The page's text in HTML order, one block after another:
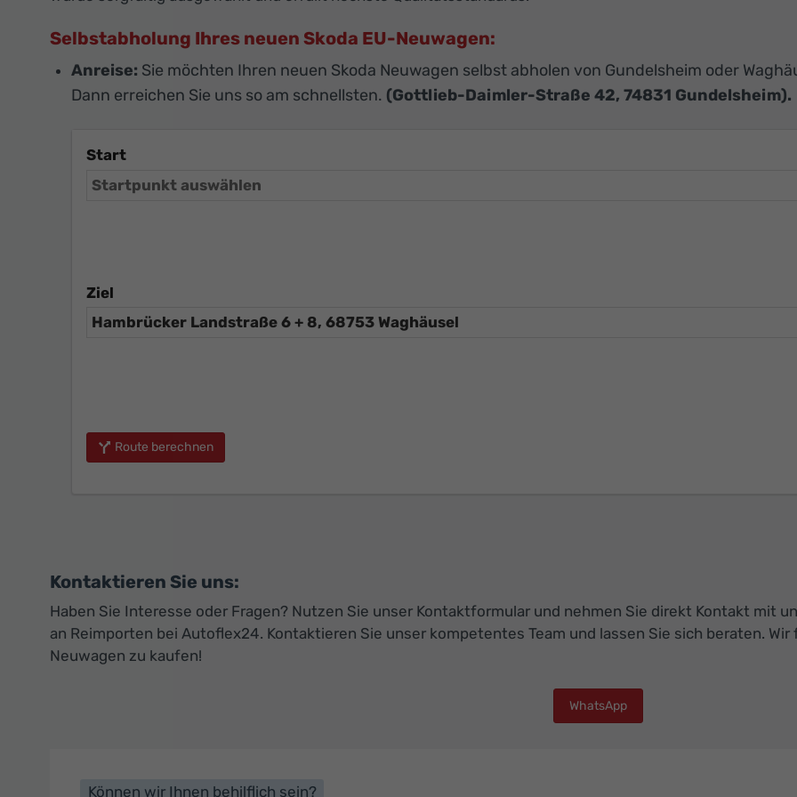
Selbstabholung Ihres neuen Skoda EU-Neuwagen:
Anreise: Sie möchten Ihren neuen Skoda Neuwagen selbst abholen von Gundelsheim oder
Dann erreichen Sie uns so am schnellsten. (Gottlieb-Daimler-Straße 42, 74831 Gundelsheim).
Start
Ziel
Route berechnen
Kontaktieren Sie uns:
Haben Sie Interesse oder Fragen? Nutzen Sie unser Kontaktformular und nehmen Sie direkt Kontakt mit
an Reimporten bei Autoflex24. Kontaktieren Sie unser kompetentes Team und lassen Sie sich beraten.
Neuwagen zu kaufen!
WhatsApp
Können wir Ihnen behilflich sein?